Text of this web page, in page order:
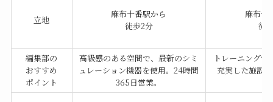
立地
麻布十番駅から
徒歩2分
麻布十
徒
編集部の
おすすめ
ポイント
高級感のある空間で、最新のシミ
ュレーション機器を使用。24時間
365日営業。
トレーニング
充実した施設